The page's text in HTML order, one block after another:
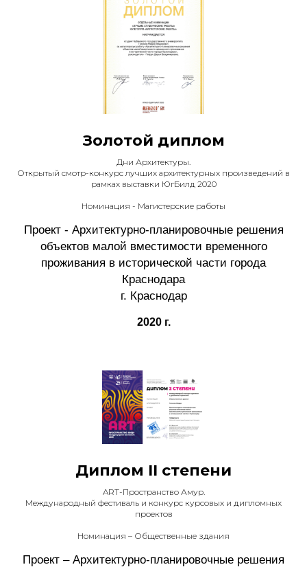
Золотой диплом
Дни Архитектуры.
Открытый смотр-конкурс лучших архитектурных произведений в
рамках выставки ЮгБилд 2020
Номинация - Магистерские работы
Проект - Архитектурно-планировочные решения
объектов малой вместимости временного
проживания в исторической части города
Краснодара
г. Краснодар
2020 г.
Диплом II степени
ART-Пространство Амур.
Международный фестиваль и конкурс курсовых и дипломных
проектов
Номинация – Общественные здания
Проект – Архитектурно-планировочные решения